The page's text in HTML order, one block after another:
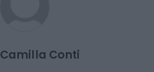
Camilla Conti